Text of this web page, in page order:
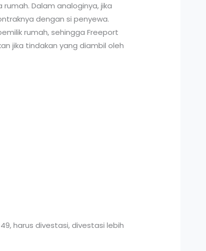
Dalam analoginya, jika
dengan si penyewa.
rumah, sehingga Freeport
jika tindakan yang diambil oleh
harus divestasi, divestasi lebih